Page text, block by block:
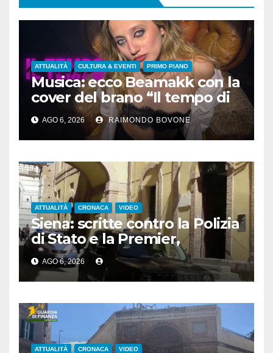
ATTUALITÀ CULTURA & EVENTI PRIMO PIANO
Musica: ecco Beamakk con la
cover del brano “Il tempo di
morire” di Battisti
AGO 6, 2026 RAIMONDO BOVONE
ATTUALITÀ CRONACA VIDEO
Siena: scritte contro la Polizia
di Stato e la Premier,
denunciato un 24enne
albanese
AGO 6, 2026
ATTUALITÀ CRONACA VIDEO